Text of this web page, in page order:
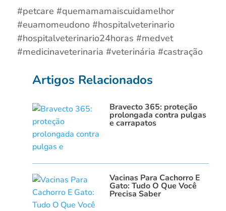
#petcare #quemamamaiscuidamelhor
#euamomeudono #hospitalveterinario
#hospitalveterinario24horas #medvet
#medicinaveterinaria #veterinária #castração
Artigos Relacionados
Bravecto 365: proteção
prolongada contra pulgas
e carrapatos
Vacinas Para Cachorro E
Gato: Tudo O Que Você
Precisa Saber